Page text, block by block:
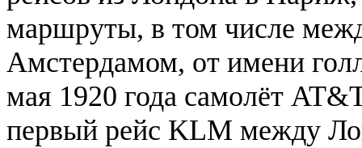
маршруты, в том числе
Амстердамом, от имени
мая 1920 года самолёт
первый рейс KLM между